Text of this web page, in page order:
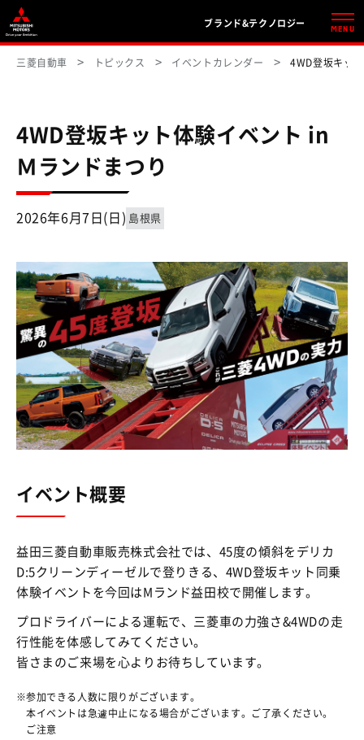
ブランド&テクノロジー
MENU
三菱自動車 トピックス イベントカレンダー 4WD登坂キッ
4WD登坂キット体験イベント in
Ｍランドまつり
2026年6月7日(日) 島根県
イベント概要
益田三菱自動車販売株式会社では、45度の傾斜をデリカ
D:5クリーンディーゼルで登りきる、4WD登坂キット同乗
体験イベントを今回はMランド益田校で開催します。
プロドライバーによる運転で、三菱車の力強さ&4WDの走
行性能を体感してみてください。
皆さまのご来場を心よりお待ちしています。
参加できる人数に限りがございます。
本イベントは急遽中止になる場合がございます。ご了承ください。
ご注意